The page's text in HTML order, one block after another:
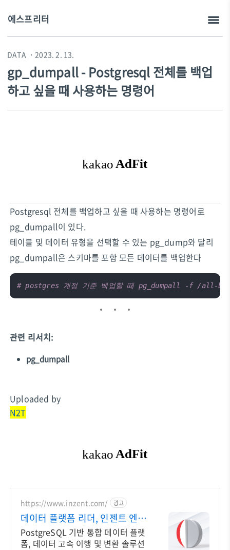
에스프리터
DATA ・2023. 2. 13.
gp_dumpall - Postgresql 전체를 백업
하고 싶을 때 사용하는 명령어
Postgresql 전체를 백업하고 싶을 때 사용하는 명령어로
pg_dumpall이 있다.
테이블 및 데이터 유형을 선택할 수 있는 pg_dump와 달리
pg_dumpall은 스키마를 포함 모든 데이터를 백업한다
# postgres 계정 기준 백업할 때 pg_dumpall -f /all-
관련 리서치:
pg_dumpall
Uploaded by
N2T
https://www.inzent.com/ 광고
데이터 플랫폼 리더, 인젠트 엔터
프라이즈 환경 대응
PostgreSQL 기반 통합 데이터 플랫
폼, 데이터 고속 이행 및 변환 솔루션